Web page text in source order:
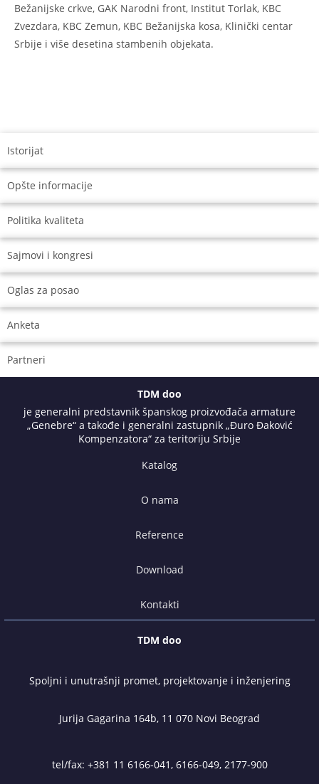
Istorijat
Opšte informacije
Politika kvaliteta
Sajmovi i kongresi
Oglas za posao
Anketa
Partneri
Bežanijske crkve, GAK Narodni front, Institut Torlak, KBC
Zvezdara, KBC Zemun, KBC Bežanijska kosa, Klinički centar
Srbije i više desetina stambenih objekata.
TDM doo
je generalni predstavnik španskog proizvođača armature
„Genebre“ a takođe i generalni zastupnik „Đuro Đaković
Kompenzatora“ za teritoriju Srbije
Katalog
O nama
Reference
Download
Kontakti
TDM doo
Spoljni i unutrašnji promet, projektovanje i inženjering
Jurija Gagarina 164b, 11 070 Novi Beograd
tel/fax: +381 11 6166-041 , 6166-049, 2177-900